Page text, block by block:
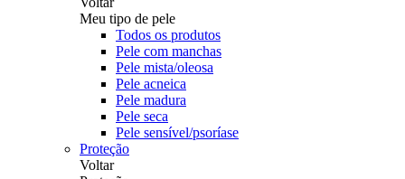
Meu tipo de pele
Todos os produtos
Pele com manchas
Pele mista/oleosa
Pele acneica
Pele madura
Pele seca
Pele sensível/psoríase
Proteção
Voltar